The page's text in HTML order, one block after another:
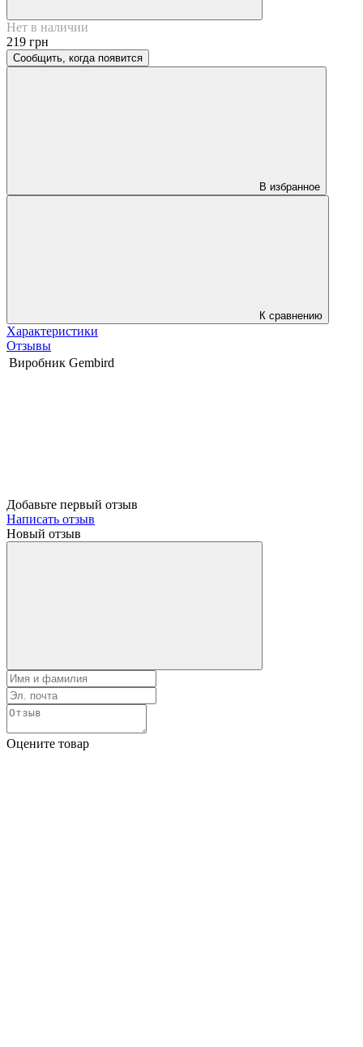
Нет в наличии
219 грн
Сообщить, когда появится
В избранное
К сравнению
Характеристики
Отзывы
Виробник Gembird
Добавьте первый отзыв
Написать отзыв
Новый отзыв
Оцените товар